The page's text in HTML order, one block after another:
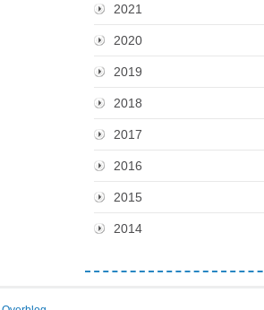
2021
2020
2019
2018
2017
2016
2015
2014